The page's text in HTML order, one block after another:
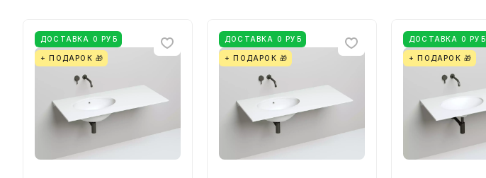
ДОСТАВКА 0 РУБ
+ ПОДАРОК 🎁
ДОСТАВКА 0 РУБ
+ ПОДАРОК 🎁
ДОСТАВКА 0 РУБ
+ ПОДАРОК 🎁